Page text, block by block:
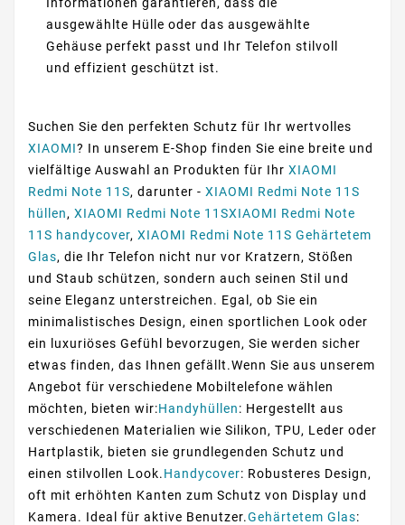
ausgewählte Hülle oder das ausgewählte
Gehäuse perfekt passt und Ihr Telefon stilvoll
und effizient geschützt ist.
Suchen Sie den perfekten Schutz für Ihr wertvolles
XIAOMI? In unserem E-Shop finden Sie eine breite und
vielfältige Auswahl an Produkten für Ihr XIAOMI
Redmi Note 11S, darunter - XIAOMI Redmi Note 11S
hüllen, XIAOMI Redmi Note 11SXIAOMI Redmi Note
11S handycover, XIAOMI Redmi Note 11S Gehärtetem
Glas, die Ihr Telefon nicht nur vor Kratzern, Stößen
und Staub schützen, sondern auch seinen Stil und
seine Eleganz unterstreichen. Egal, ob Sie ein
minimalistisches Design, einen sportlichen Look oder
ein luxuriöses Gefühl bevorzugen, Sie werden sicher
etwas finden, das Ihnen gefällt.Wenn Sie aus unserem
Angebot für verschiedene Mobiltelefone wählen
möchten, bieten wir:Handyhüllen: Hergestellt aus
verschiedenen Materialien wie Silikon, TPU, Leder oder
Hartplastik, bieten sie grundlegenden Schutz und
einen stilvollen Look.Handycover: Robusteres Design,
oft mit erhöhten Kanten zum Schutz von Display und
Kamera. Ideal für aktive Benutzer.Gehärtetem Glas: